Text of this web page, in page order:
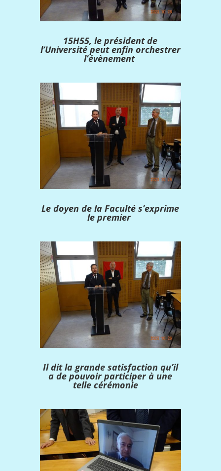
15H55, le président de
l’Université peut enfin orchestrer
l’évènement
Le doyen de la Faculté s’exprime
le premier
Il dit la grande satisfaction qu’il
a de pouvoir participer à une
telle cérémonie